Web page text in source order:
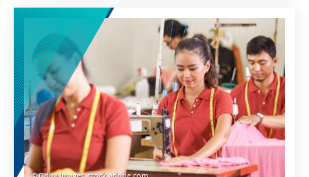
Debatte um eine kapitalgedeckte
Altersvorsorge neu anzustoßen.